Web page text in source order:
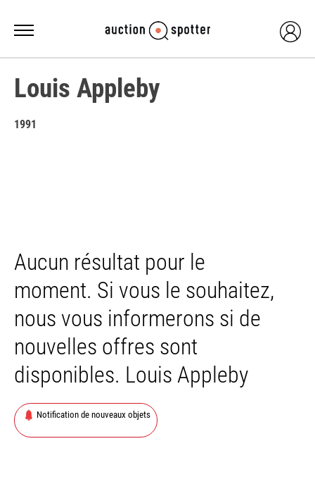
Louis Appleby
1991
Aucun résultat pour le
moment. Si vous le souhaitez,
nous vous informerons si de
nouvelles offres sont
disponibles. Louis Appleby
Notification de nouveaux objets